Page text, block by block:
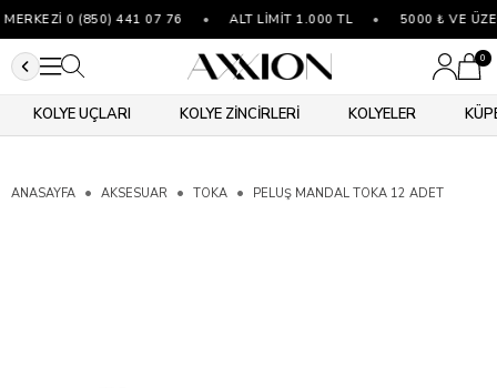
0 (850) 441 07 76 ALT LİMİT 1.000 TL 5000 ₺ VE
0
KOLYE UÇLARI KOLYE ZİNCİRLERİ KOLYELER
ANASAYFA AKSESUAR TOKA PELUŞ MANDAL TOKA 12 ADET